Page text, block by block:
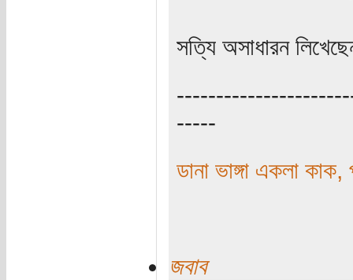
সত্যি অসাধারন
-----
ডানা ভাঙ্গা একলা
জবাব